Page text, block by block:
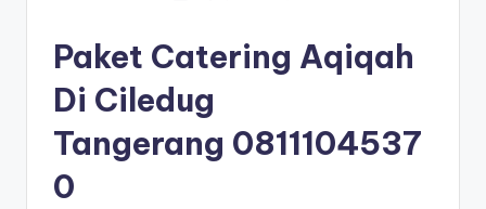
Paket Catering Aqiqah
Di Ciledug
Tangerang 0811104537
0